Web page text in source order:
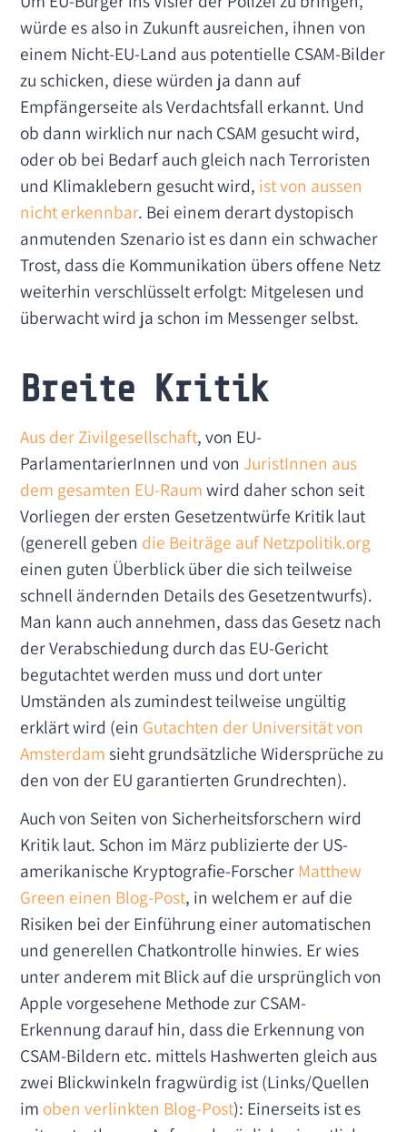
würde es also in Zukunft ausreichen, ihnen von
einem Nicht-EU-Land aus potentielle CSAM-Bilder
zu schicken, diese würden ja dann auf
Empfängerseite als Verdachtsfall erkannt. Und
ob dann wirklich nur nach CSAM gesucht wird,
oder ob bei Bedarf auch gleich nach Terroristen
und Klimaklebern gesucht wird, ist von aussen
nicht erkennbar. Bei einem derart dystopisch
anmutenden Szenario ist es dann ein schwacher
Trost, dass die Kommunikation übers offene Netz
weiterhin verschlüsselt erfolgt: Mitgelesen und
überwacht wird ja schon im Messenger selbst.
Breite Kritik
Aus der Zivilgesellschaft, von EU-
ParlamentarierInnen und von JuristInnen aus
dem gesamten EU-Raumwird daher schon seit
Vorliegen der ersten Gesetzentwürfe Kritik laut
(generell geben die Beiträge auf Netzpolitik.org
einen guten Überblick über die sich teilweise
schnell ändernden Details des Gesetzentwurfs).
Man kann auch annehmen, dass das Gesetz nach
der Verabschiedung durch das EU-Gericht
begutachtet werden muss und dort unter
Umständen als zumindest teilweise ungültig
erklärt wird (ein Gutachten der Universität von
Amsterdamsieht grundsätzliche Widersprüche zu
den von der EU garantierten Grundrechten).
Auch von Seiten von Sicherheitsforschern wird
Kritik laut. Schon im März publizierte der US-
amerikanische Kryptografie-ForscherMatthew
Green einen Blog-Post, in welchem er auf die
Risiken bei der Einführung einer automatischen
und generellen Chatkontrolle hinwies. Er wies
unter anderem mit Blick auf die ursprünglich von
Apple vorgesehene Methode zur CSAM-
Erkennung darauf hin, dass die Erkennung von
CSAM-Bildern etc. mittels Hashwerten gleich aus
zwei Blickwinkeln fragwürdig ist (Links/Quellen
im oben verlinkten Blog-Post): Einerseits ist es